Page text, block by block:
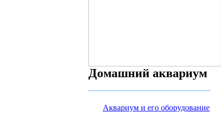
Домашний аквариум
Аквариум и его оборудование